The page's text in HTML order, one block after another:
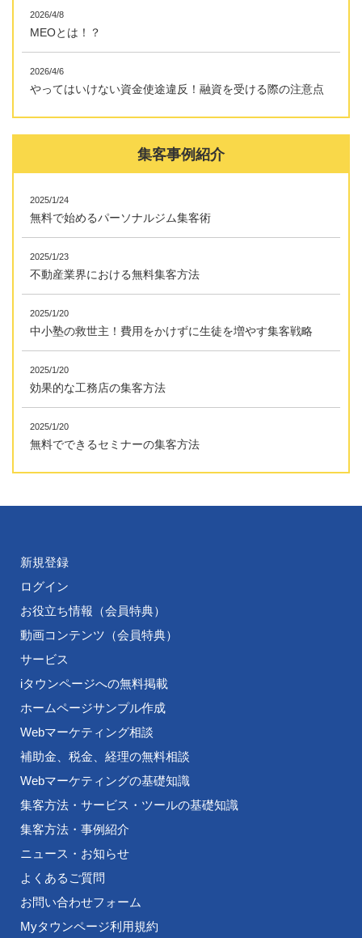
2026/4/8
MEOとは！？
2026/4/6
やってはいけない資金使途違反！融資を受ける際の注意点
集客事例紹介
2025/1/24
無料で始めるパーソナルジム集客術
2025/1/23
不動産業界における無料集客方法
2025/1/20
中小塾の救世主！費用をかけずに生徒を増やす集客戦略
2025/1/20
効果的な工務店の集客方法
2025/1/20
無料でできるセミナーの集客方法
新規登録
ログイン
お役立ち情報（会員特典）
動画コンテンツ（会員特典）
サービス
iタウンページへの無料掲載
ホームページサンプル作成
Webマーケティング相談
補助金、税金、経理の無料相談
Webマーケティングの基礎知識
集客方法・サービス・ツールの基礎知識
集客方法・事例紹介
ニュース・お知らせ
よくあるご質問
お問い合わせフォーム
Myタウンページ利用規約